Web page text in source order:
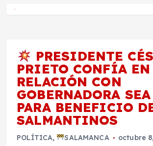
PRESIDENTE
PRIETO CONFÍA EN
RELACIÓN CON
GOBERNADORA
PARA BENEFICIO
SALMANTINOS
POLÍTICA, SALAMANCA octubre